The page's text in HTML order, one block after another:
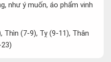
như ý muốn, áo phẩm vinh
Thìn (7-9), Tỵ (9-11), Thân